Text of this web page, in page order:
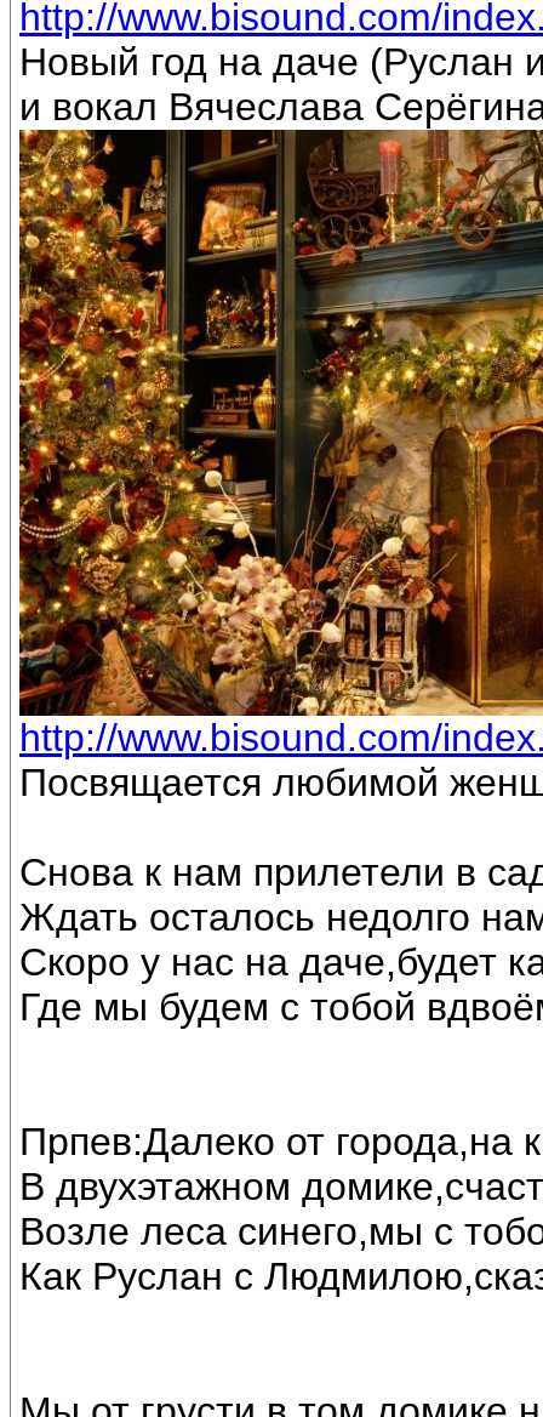
http://www.bisound.com/
Новый год на даче
и вокал Вячеслава
http://www.bisound.com/
Посвящается любимой
Снова к нам прилетели в
Ждать осталось недолго
Скоро у нас на даче,будет
Где мы будем с тобой
Прпев:Далеко от города,на
В двухэтажном
Возле леса синего,мы с
Как Руслан с